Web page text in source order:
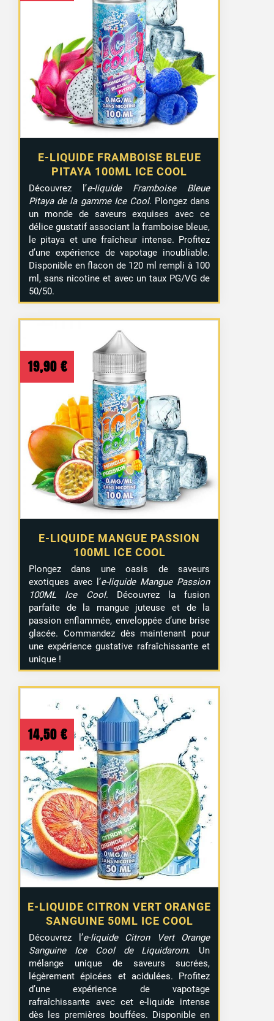
E-LIQUIDE FRAMBOISE BLEUE
PITAYA 100ML ICE COOL
Découvrez l’e-liquide Framboise Bleue
Pitaya de la gamme Ice Cool. Plongez dans
un monde de saveurs exquises avec ce
délice gustatif associant la framboise bleue,
le pitaya et une fraîcheur intense. Profitez
d’une expérience de vapotage inoubliable.
Disponible en flacon de 120 ml rempli à 100
ml, sans nicotine et avec un taux PG/VG de
50/50.
E-LIQUIDE MANGUE PASSION
100ML ICE COOL
19,90 €
Plongez dans une oasis de saveurs
exotiques avec l’e-liquide Mangue Passion
100ML Ice Cool. Découvrez la fusion
parfaite de la mangue juteuse et de la
passion enflammée, enveloppée d’une brise
glacée. Commandez dès maintenant pour
une expérience gustative rafraîchissante et
unique !
E-LIQUIDE CITRON VERT ORANGE
SANGUINE 50ML ICE COOL
14,50 €
Découvrez l’e-liquide Citron Vert Orange
Sanguine Ice Cool de Liquidarom. Un
mélange unique de saveurs sucrées,
légèrement épicées et acidulées. Profitez
d’une expérience de vapotage
rafraîchissante avec cet e-liquide intense
dès les premières bouffées. Disponible en